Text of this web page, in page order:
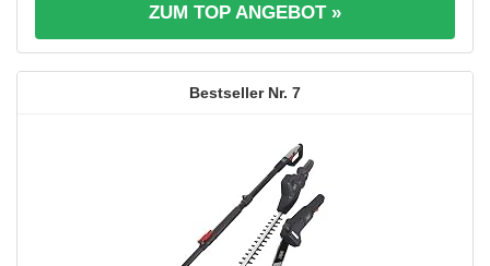
ZUM TOP ANGEBOT »
7